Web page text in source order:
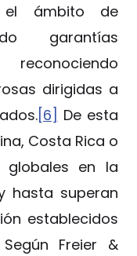
el ámbito de
garantías
dirigidas a
[6] De esta
Costa Rica o
globales en la
hasta superan
establecidos
Freier &